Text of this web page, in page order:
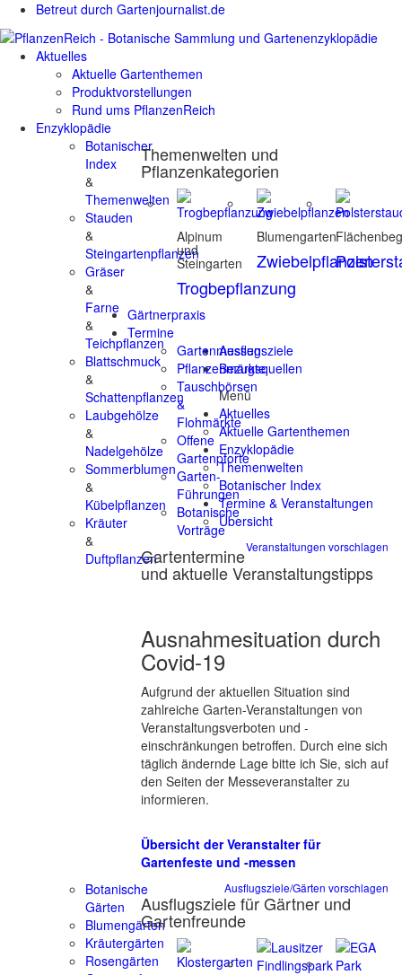
Betreut durch Gartenjournalist.de
Aktuelles
Aktuelle Gartenthemen
Produktvorstellungen
Rund ums PflanzenReich
Enzyklopädie
Botanischer
Index
&
Themenwelten
Stauden
&
Steingartenpflanzen
Gräser
&
Farne
&
Teichpflanzen
Blattschmuck
&
Schattenpflanzen
Laubgehölze
&
Nadelgehölze
Sommerblumen
&
Kübelpflanzen
Kräuter
&
Duftpflanzen
Themenwelten und
Pflanzenkategorien
Alpinum
und
Steingarten
Trogbepflanzung
Blumengarten
Zwiebelpflanzen
Gärtnerpraxis
Termine
Gartenmessen
Pflanzenmärkte
Tauschbörsen
&
Flohmärkte
Offene
Gartenpforte
Garten-
Führungen
Botanische
Vorträge
Veranstaltungen vorschlagen
Gartentermine
und aktuelle Veranstaltungstipps
Ausnahmesituation durch
Covid-19
Aufgrund der aktuellen Situation sind
zahlreiche Garten-Veranstaltungen von
Veranstaltungsverboten und -
einschränkungen betroffen. Durch eine sich
täglich ändernde Lage bitte ich Sie, sich auf
den Seiten der Messeveranstalter zu
informieren.
Übersicht der Veranstalter für
Gartenfeste und -messen
Ausflugsziele
Botanische
Gärten
Blumengärten
Kräutergärten
Rosengärten
Ausflugsziele/Gärten vorschlagen
Ausflugsziele für Gärtner und
Gartenfreunde
Bezugsquellen
Menü
Aktuelles
Aktuelle Gartenthemen
Enzyklopädie
Themenwelten
Botanischer Index
Termine & Veranstaltungen
Übersicht